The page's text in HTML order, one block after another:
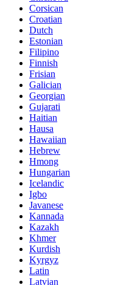
Corsican
Croatian
Dutch
Estonian
Filipino
Finnish
Frisian
Galician
Georgian
Gujarati
Haitian
Hausa
Hawaiian
Hebrew
Hmong
Hungarian
Icelandic
Igbo
Javanese
Kannada
Kazakh
Khmer
Kurdish
Kyrgyz
Latin
Latvian